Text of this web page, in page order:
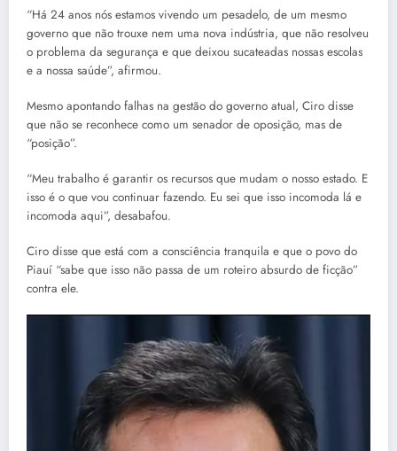
“Há 24 anos nós estamos vivendo um pesadelo, de um mesmo
governo que não trouxe nem uma nova indústria, que não resolveu
o problema da segurança e que deixou sucateadas nossas escolas
e a nossa saúde”, afirmou.
Mesmo apontando falhas na gestão do governo atual, Ciro disse
que não se reconhece como um senador de oposição, mas de
“posição”.
“Meu trabalho é garantir os recursos que mudam o nosso estado. E
isso é o que vou continuar fazendo. Eu sei que isso incomoda lá e
incomoda aqui”, desabafou.
Ciro disse que está com a consciência tranquila e que o povo do
Piauí “sabe que isso não passa de um roteiro absurdo de ficção”
contra ele.